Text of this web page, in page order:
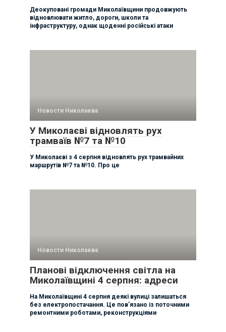
Деокуповані громади Миколаївщини продовжують
відновлювати житло, дороги, школи та
інфраструктуру, однак щоденні російські атаки
Новости Николаева
У Миколаєві відновлять рух
трамваїв №7 та №10
У Миколаєві з 4 серпня відновлять рух трамвайних
маршрутів №7 та №10. Про це
Новости Николаева
Планові відключення світла на
Миколаївщині 4 серпня: адреси
На Миколаївщині 4 серпня деякі вулиці залишаться
без електропостачання. Це пов’язано із поточними
ремонтними роботами, реконструкціями